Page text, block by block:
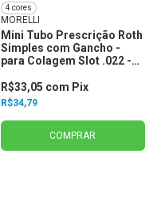
4 cores
MORELLI
Mini Tubo Prescrição Roth
Simples com Gancho -
para Colagem Slot .022 -
R$34,79
R$33,05 com Pix
COMPRAR